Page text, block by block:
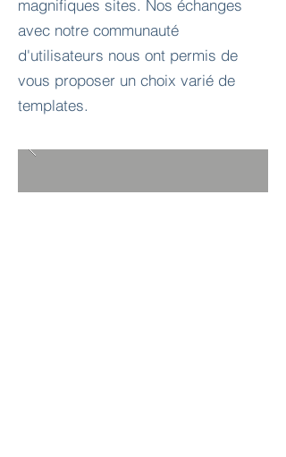
magnifiques sites. Nos échanges
avec notre communauté
d'utilisateurs nous ont permis de
vous proposer un choix varié de
templates.